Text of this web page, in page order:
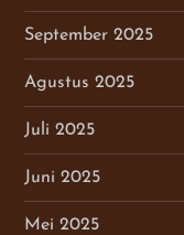
September 2025
Agustus 2025
Juli 2025
Juni 2025
Mei 2025